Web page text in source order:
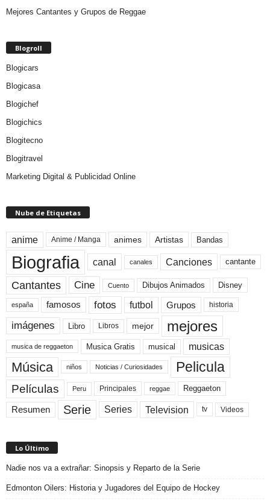
Mejores Cantantes y Grupos de Reggae
Blogroll
Blogicars
Blogicasa
Blogichef
Blogichics
Blogitecno
Blogitravel
Marketing Digital & Publicidad Online
Nube de Etiquetas
anime Anime / Manga animes Artistas Bandas
Biografia canal canales Canciones cantante
Cantantes Cine Cuento Dibujos Animados Disney
españa famosos fotos futbol Grupos historia
imágenes Libro Libros mejor mejores
musica de reggaeton Musica Gratis musical musicas
Música niños Noticias / Curiosidades Pelicula
Películas Peru Principales reggae Reggaeton
Resumen Serie Series Television tv Videos
Lo Último
Nadie nos va a extrañar: Sinopsis y Reparto de la Serie
Edmonton Oilers: Historia y Jugadores del Equipo de Hockey